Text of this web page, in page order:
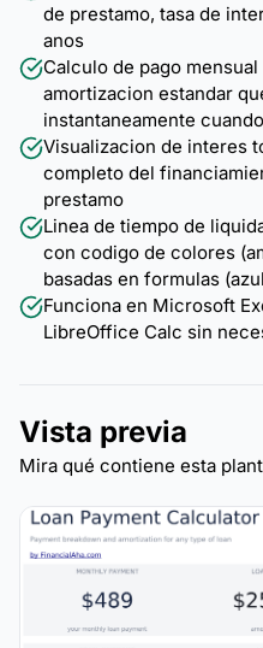
de prestamo, tasa de
anos
Calculo de pago
amortizacion estandar
instantaneamente
Visualizacion de interes
completo del
prestamo
Linea de tiempo de
con codigo de colores
basadas en formulas
Funciona en Microsoft
LibreOffice Calc sin
Vista previa
Mira qué contiene esta